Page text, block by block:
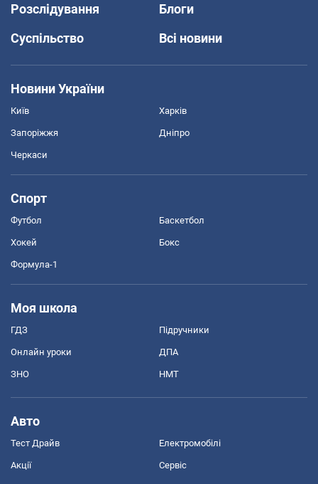
Розслідування
Блоги
Суспільство
Всі новини
Новини України
Київ Харків
Запоріжжя Дніпро
Черкаси
Спорт
Футбол Баскетбол
Хокей Бокс
Формула-1
Моя школа
ГДЗ Підручники
Онлайн уроки ДПА
ЗНО НМТ
Авто
Тест Драйв Електромобілі
Акції Сервіс